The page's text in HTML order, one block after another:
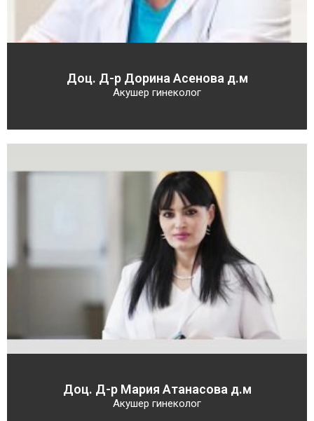
Доц. Д-р Дорина Асенова д.м
Акушер гинеколог
Доц. Д-р Мария Атанасова д.м
Акушер гинеколог